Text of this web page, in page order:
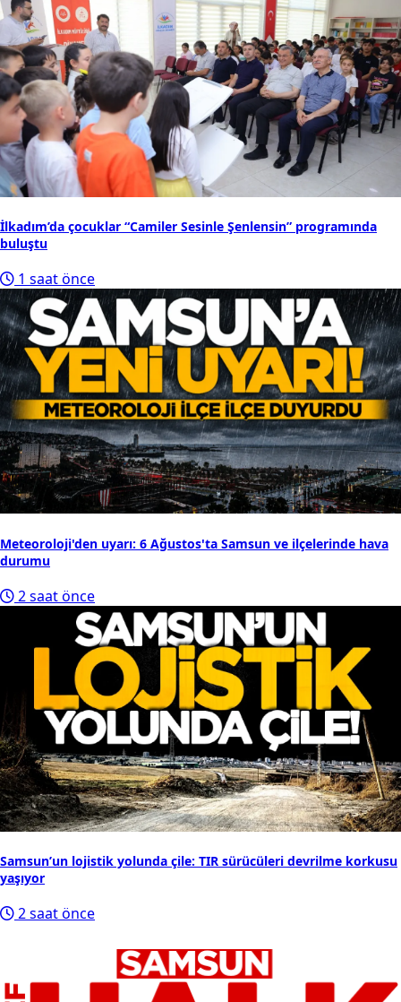
Samsun’un lojistik yolunda çile: TIR sürücüleri devrilme
korkusu yaşıyor
8
Samsun'a yeni emniyet hizmet binası
Samsun'da görme engelli yoluna araç işgali!
Yeni Parti Manisa İl Başkanı İlksen Özalper gözaltına
alındı